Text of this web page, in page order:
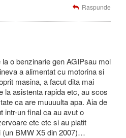
Raspunde
o benzinarie gen AGIPsau mol
a alimentat cu motorina si
masina, a facut dita mai
la asistenta rapida etc, au scos
ca are muuuulta apa. Aia de
intr-un final ca au avut o
etc etc si au platit
(un BMW X5 din 2007)…